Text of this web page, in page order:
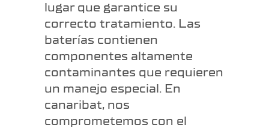
lugar que garantice su
correcto tratamiento. Las
baterías contienen
componentes altamente
contaminantes que requieren
un manejo especial. En
canaribat, nos
comprometemos con el